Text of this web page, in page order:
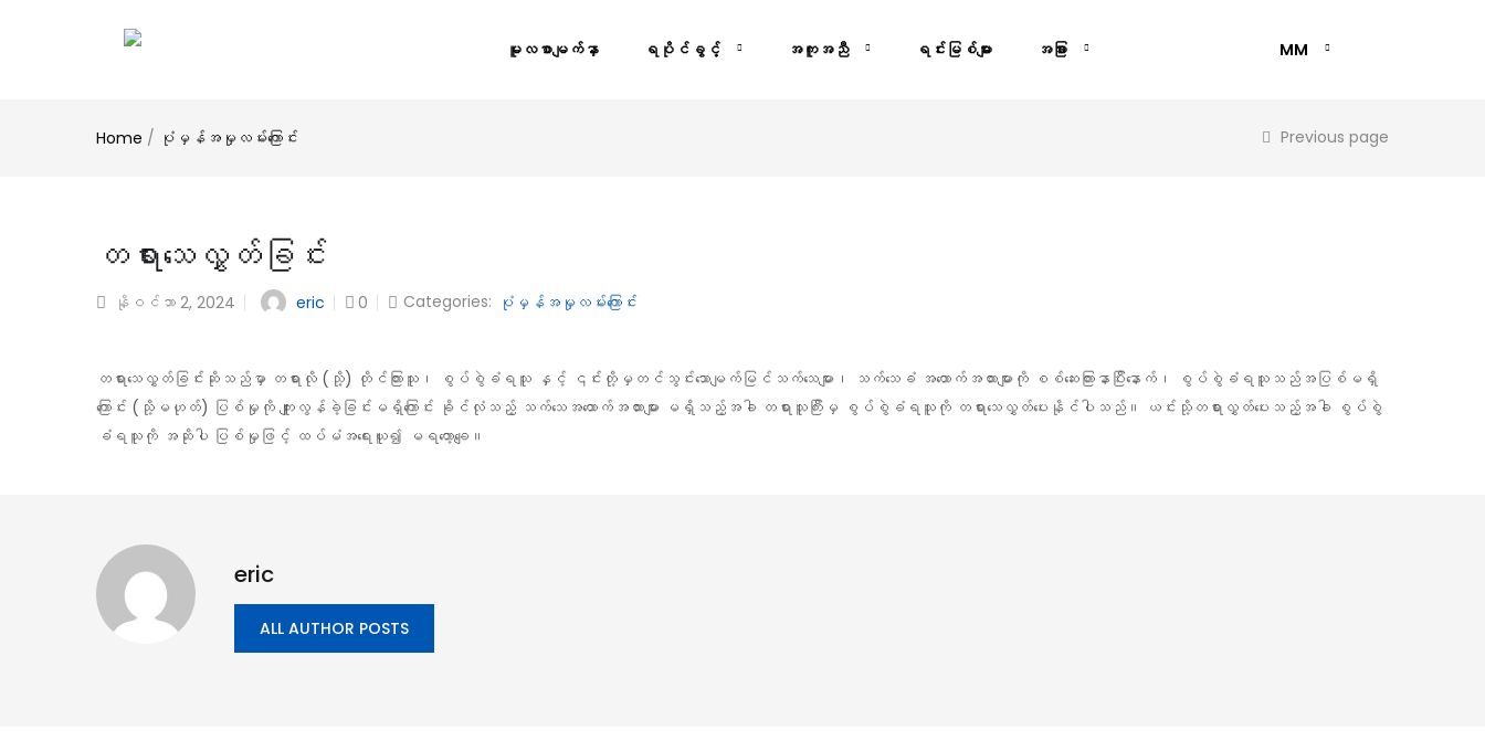
မူလစာမျက်နှာ ရပိုင်ခွင့် အကူအညီ ရင်းမြစ်များ အခြား MM
Home / ပုံမှန်အမှုလမ်းကြောင်း Previous page
တရားသေလွှတ်ခြင်း
နိုဝင်ဘာ 2, 2024 eric 0 Categories: ပုံမှန်အမှုလမ်းကြောင်း
တရားသေလွှတ်ခြင်းဆိုသည်မှာ တရားလို (သို့) တိုင်ကြားသူ၊ စွပ်စွဲခံရသူ နှင့် ၎င်းတို့မှတင်သွင်းသောမျက်မြင်သက်သေများ၊ သက်သေခံ အထောက်အထားများကို စစ်ဆေးကြားနာပြီးနောက်၊ စွပ်စွဲခံရသူသည်အပြစ်မရှိ
ကြောင်း (သို့မဟုတ်) ပြစ်မှုကို ကျူးလွန်ခဲ့ခြင်းမရှိကြောင်း ခိုင်လုံသည့် သက်သေအထောက်အထားများ မရှိသည့်အခါ တရားသူကြီးမှ စွပ်စွဲခံရသူကို တရားသေလွှတ်ပေးနိုင်ပါသည်။ ယင်းသို့တရားလွှတ်ပေးသည့်အခါ စွပ်စွဲ
ခံရသူကို အဆိုပါ ပြစ်မှုဖြင့် ထပ်မံအရေးယူ၍ မရတော့ချေ။
eric
ALL AUTHOR POSTS